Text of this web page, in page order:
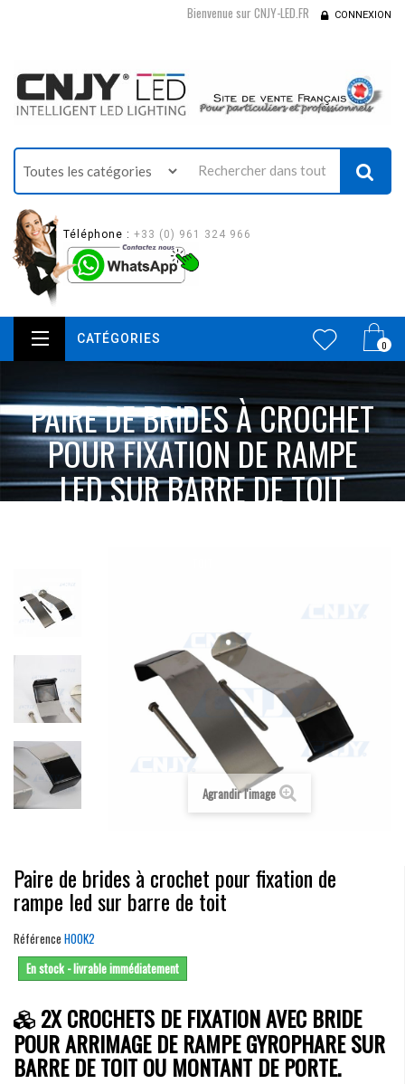
Bienvenue sur CNJY-LED.FR CONNEXION
Téléphone : +33 (0) 961 324 966
0
CATÉGORIES
PAIRE DE BRIDES À CROCHET
POUR FIXATION DE RAMPE
LED SUR BARRE DE TOIT
Agrandir l'image
Paire de brides à crochet pour fixation de
rampe led sur barre de toit
Référence HOOK2
En stock - livrable immédiatement
2X CROCHETS DE FIXATION AVEC BRIDE
POUR ARRIMAGE DE RAMPE GYROPHARE SUR
BARRE DE TOIT OU MONTANT DE PORTE.